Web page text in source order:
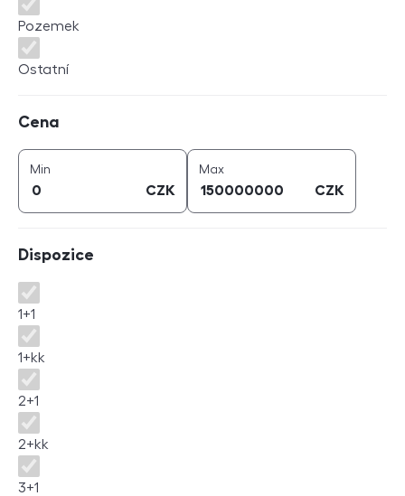
Pozemek
Ostatní
Cena
Min
CZK
Maxcena (
CZK
Dispozice
Dispozice
1+1
1+kk
2+1
2+kk
3+1